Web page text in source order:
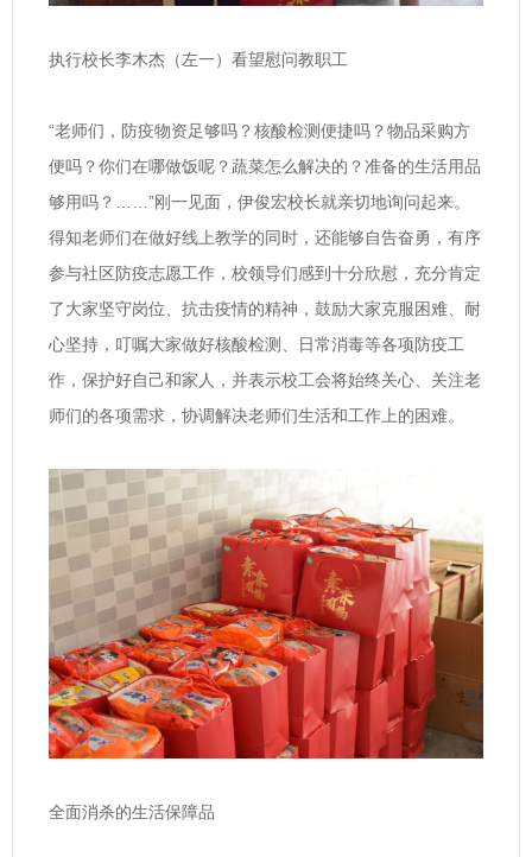
执行校长李木杰（左一）看望慰问教职工
“老师们，防疫物资足够吗？核酸检测便捷吗？物品采购方
便吗？你们在哪做饭呢？蔬菜怎么解决的？准备的生活用品
够用吗？……”刚一见面，伊俊宏校长就亲切地询问起来。
得知老师们在做好线上教学的同时，还能够自告奋勇，有序
参与社区防疫志愿工作，校领导们感到十分欣慰，充分肯定
了大家坚守岗位、抗击疫情的精神，鼓励大家克服困难、耐
心坚持，叮嘱大家做好核酸检测、日常消毒等各项防疫工
作，保护好自己和家人，并表示校工会将始终关心、关注老
师们的各项需求，协调解决老师们生活和工作上的困难。
全面消杀的生活保障品